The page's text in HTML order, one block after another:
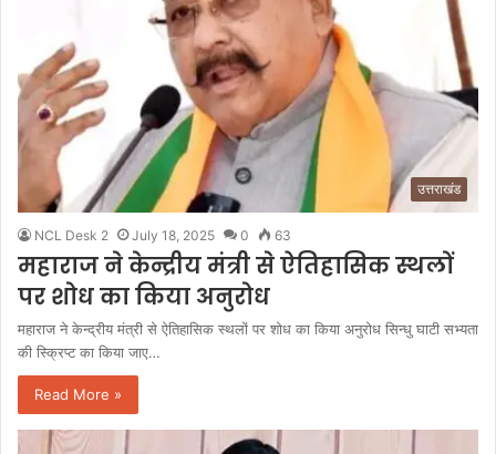
उत्तराखंड
NCL Desk 2 July 18, 2025 0 63
महाराज ने केन्द्रीय मंत्री से ऐतिहासिक स्थलों
पर शोध का किया अनुरोध
महाराज ने केन्द्रीय मंत्री से ऐतिहासिक स्थलों पर शोध का किया अनुरोध सिन्धु घाटी सभ्यता
की स्क्रिप्ट का किया जाए…
Read More »